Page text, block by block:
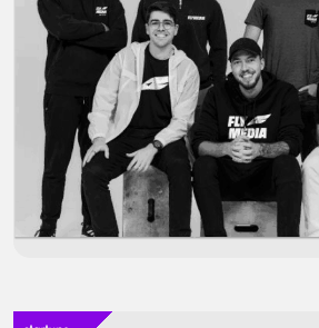
Investments, como inversor individual.
para múltiples plataformas […]